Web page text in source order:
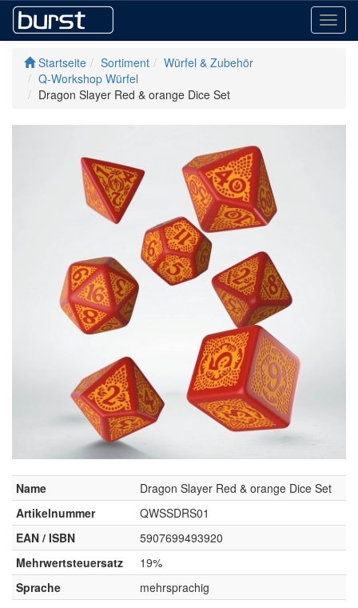
Startseite
Sortiment
Würfel & Zubehör
Q-Workshop Würfel
Dragon Slayer Red & orange Dice Set
Name
Dragon Slayer Red & orange Dice Set
Artikelnummer
QWSSDRS01
EAN / ISBN
5907699493920
Mehrwertsteuersatz
19%
Sprache
mehrsprachig